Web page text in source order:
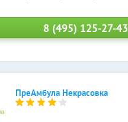
8 (495) 125-27-43
ПреАмбула Некрасовка